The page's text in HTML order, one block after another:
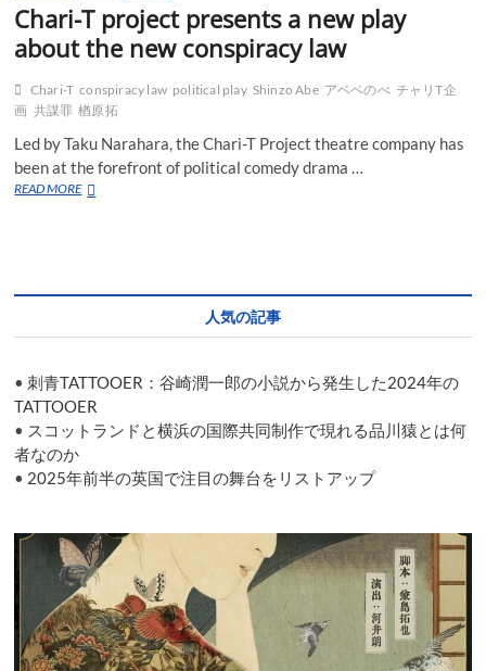
Chari-T project presents a new play
about the new conspiracy law
Chari-T conspiracy law political play Shinzo Abe アベベのべ チャリT企
画 共謀罪 楢原拓
Led by Taku Narahara, the Chari-T Project theatre company has
been at the forefront of political comedy drama …
READ MOREChari-
conspiracy
law
人気の記事
•刺青TATTOOER：谷崎潤一郎の小説から発生した2024年の
TATTOOER
• スコットランドと横浜の国際共同制作で現れる品川猿とは何
者なのか
• 2025年前半の英国で注目の舞台をリストアップ